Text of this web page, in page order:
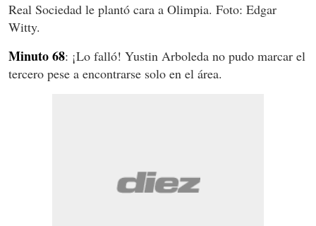
Real Sociedad le plantó cara a Olimpia. Foto: Edgar
Witty.
Minuto 68: ¡Lo falló! Yustin Arboleda no pudo marcar el
tercero pese a encontrarse solo en el área.